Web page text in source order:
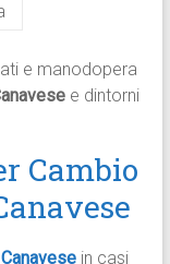
e manodopera
e dintorni
Cambio
in casi